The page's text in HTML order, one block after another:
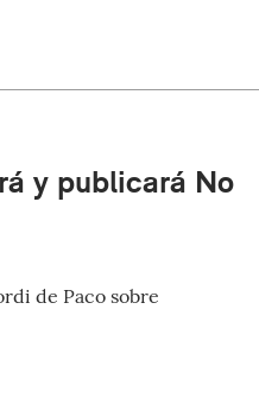
y publicará No
de Paco sobre